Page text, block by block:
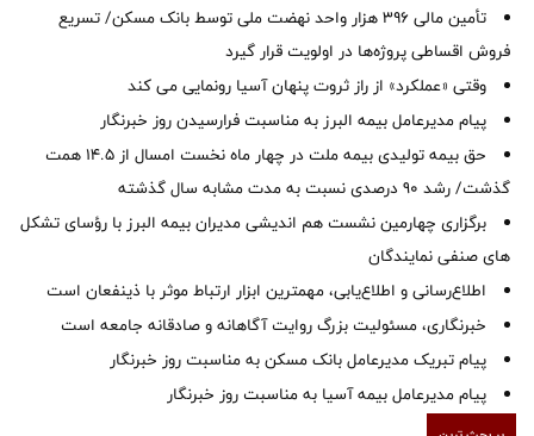
تأمین مالی ۳۹۶ هزار واحد نهضت ملی توسط بانک مسکن/ تسریع
فروش اقساطی پروژه‌ها در اولویت قرار گیرد
وقتی «عملکرد» از راز ثروت پنهان آسیا رونمایی می کند
پیام مدیرعامل بیمه البرز به مناسبت فرارسیدن روز خبرنگار
حق بیمه تولیدی بیمه ملت در چهار ماه نخست امسال از 14.5 همت
گذشت/ رشد 90 درصدی نسبت به مدت مشابه سال گذشته
برگزاری چهارمین نشست هم اندیشی مدیران بیمه البرز با رؤسای تشکل
های صنفی نمایندگان
اطلاع‌رسانی و اطلاع‌یابی، مهمترین ابزار ارتباط موثر با ذینفعان است
خبرنگاری، مسئولیت بزرگ روایت آگاهانه و صادقانه جامعه است
پیام تبریک مدیرعامل بانک مسکن به مناسبت روز خبرنگار
پیام مدیرعامل بیمه آسیا به مناسبت روز خبرنگار